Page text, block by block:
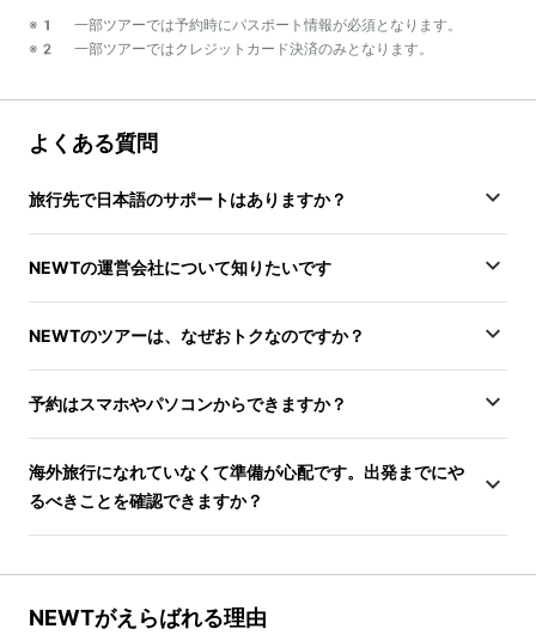
※1 一部ツアーでは予約時にパスポート情報が必須となります。
※2 一部ツアーではクレジットカード決済のみとなります。
よくある質問
旅行先で日本語のサポートはありますか？
NEWTの運営会社について知りたいです
NEWTのツアーは、なぜおトクなのですか？
予約はスマホやパソコンからできますか？
海外旅行になれていなくて準備が心配です。出発までにや
るべきことを確認できますか？
NEWTがえらばれる理由